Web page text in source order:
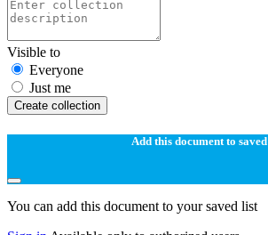
Visible to
Everyone
Just me
Create collection
Add this document to saved
You can add this document to your saved list